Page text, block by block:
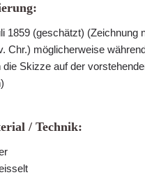
1859 (geschätzt) (Zeichnung
Chr.) möglicherweise
die Skizze auf der
/ Technik: